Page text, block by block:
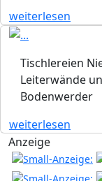
weiterlesen
Tischlereien
Leiterwände
Bodenwerder
weiterlesen
Anzeige